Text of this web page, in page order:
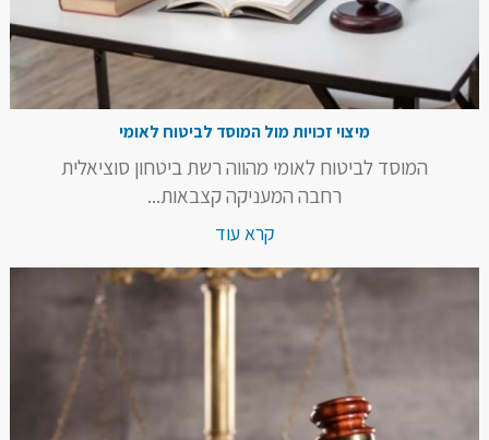
מיצוי זכויות מול המוסד לביטוח לאומי
המוסד לביטוח לאומי מהווה רשת ביטחון סוציאלית
רחבה המעניקה קצבאות...
קרא עוד